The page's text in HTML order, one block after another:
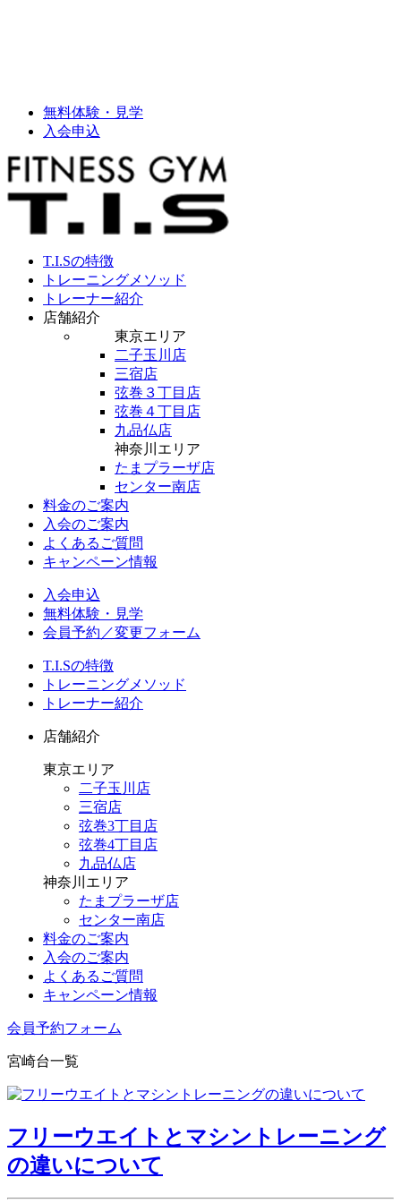
無料体験・見学
入会申込
T.I.Sの特徴
トレーニングメソッド
トレーナー紹介
店舗紹介
東京エリア
二子玉川店
三宿店
弦巻３丁目店
弦巻４丁目店
九品仏店
神奈川エリア
たまプラーザ店
センター南店
料金のご案内
入会のご案内
よくあるご質問
キャンペーン情報
入会申込
無料体験・見学
会員予約／変更フォーム
T.I.Sの特徴
トレーニングメソッド
トレーナー紹介
店舗紹介
東京エリア
二子玉川店
三宿店
弦巻3丁目店
弦巻4丁目店
九品仏店
神奈川エリア
たまプラーザ店
センター南店
料金のご案内
入会のご案内
よくあるご質問
キャンペーン情報
会員予約フォーム
宮崎台一覧
フリーウエイトとマシントレーニング
の違いについて